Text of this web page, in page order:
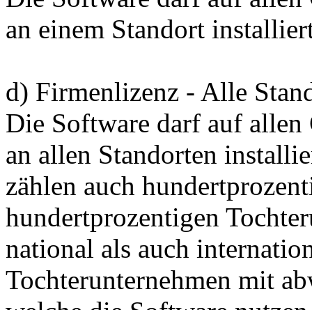
an einem Standort
d) Firmenlizenz - Alle
Die Software darf auf allen
an allen Standorten
zählen auch
hundertprozentigen
national als auch
Tochterunternehmen mit